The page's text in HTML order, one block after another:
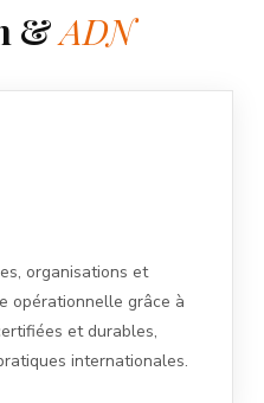
&ADN
organisations et
opérationnelle grâce à
et durables,
internationales.